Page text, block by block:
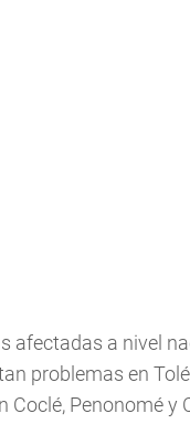
afectadas a nivel
problemas en
Coclé, Penonomé